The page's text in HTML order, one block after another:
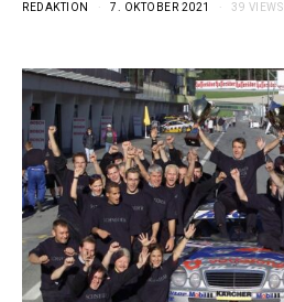
REDAKTION 7. OKTOBER 2021 39 VIEWS